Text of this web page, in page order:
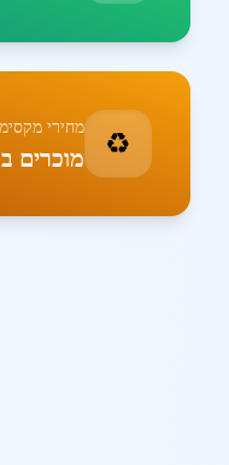
♻️ מחירי
מוכרים